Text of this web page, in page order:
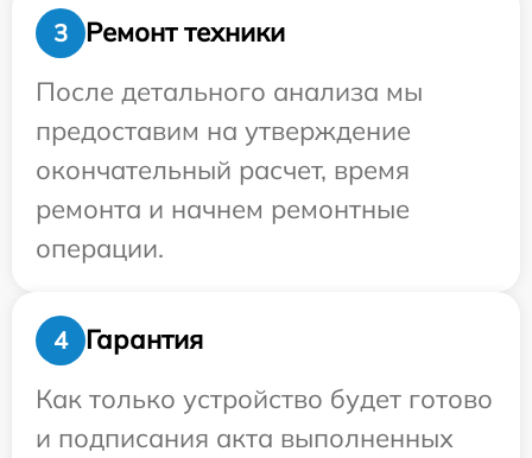
3
Ремонт техники
После детального анализа мы
предоставим на утверждение
окончательный расчет, время
ремонта и начнем ремонтные
операции.
4
Гарантия
Как только устройство будет готово
и подписания акта выполненных